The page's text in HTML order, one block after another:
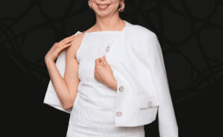
Вы наладите отношения со своей
судьбой, окружением и собой
Проститесь со страхами, которые
тормозили
Вернете баланс между карьерой,
личной жизнью и здоровьем